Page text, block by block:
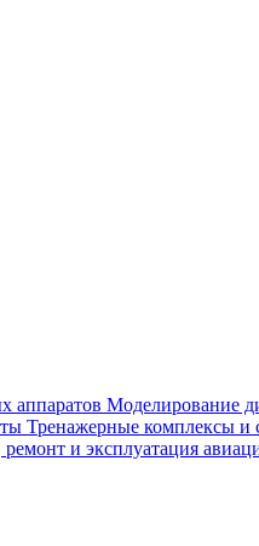
аппаратов Моделирование
Тренажерные комплексы и
и эксплуатация